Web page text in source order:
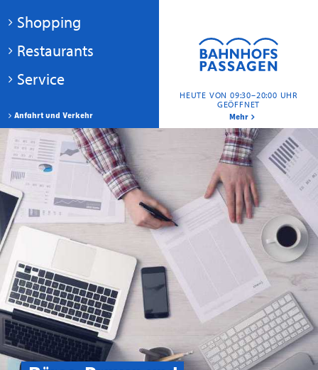
HEUTE VON 09:30–20:00 UHR
GEÖFFNET
Mehr
Anfahrt und Verkehr
Shopping
Restaurants
Service